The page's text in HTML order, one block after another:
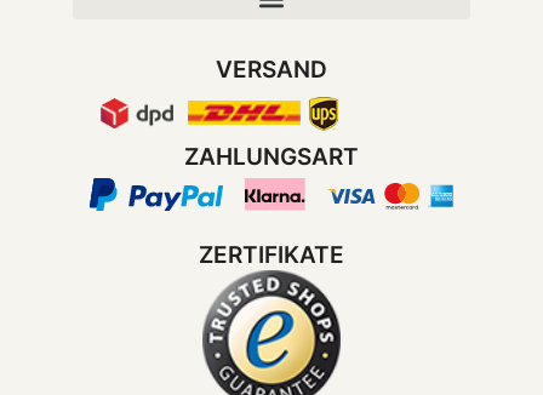
VERSAND
ZAHLUNGSART
ZERTIFIKATE